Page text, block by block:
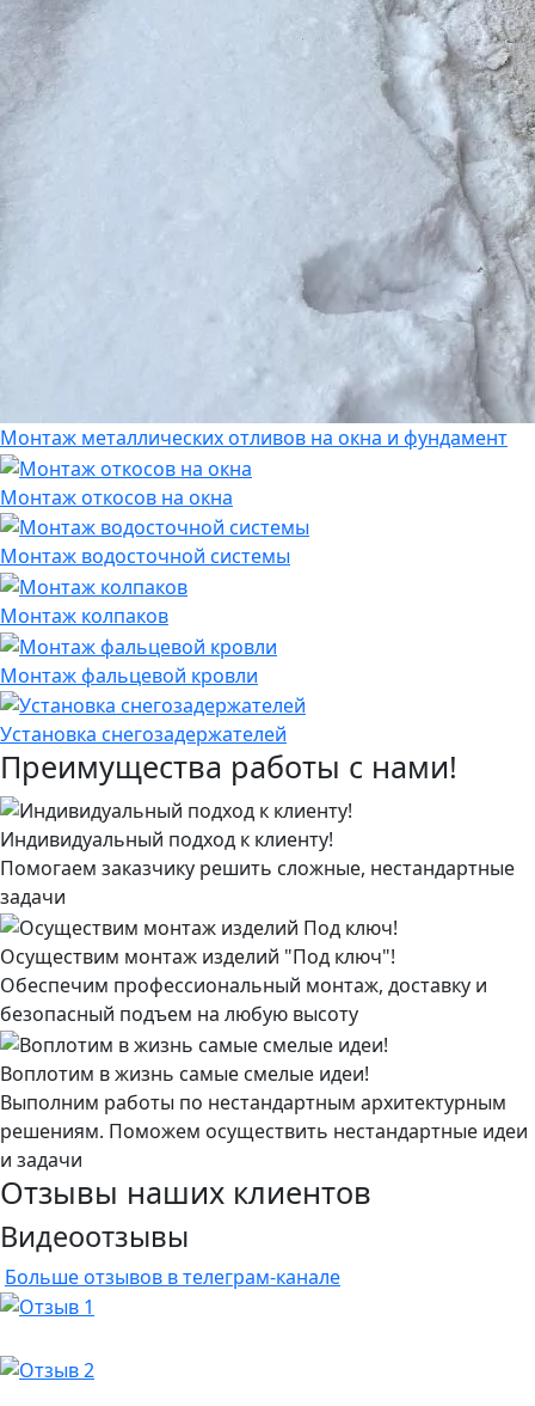
Монтаж металлических отливов на окна и фундамент
Монтаж откосов на окна
Монтаж водосточной системы
Монтаж колпаков
Монтаж фальцевой кровли
Установка снегозадержателей
Преимущества работы с нами!
Индивидуальный подход к клиенту!
Помогаем заказчику решить сложные, нестандартные
задачи
Осуществим монтаж изделий "Под ключ"!
Обеспечим профессиональный монтаж, доставку и
безопасный подъем на любую высоту
Воплотим в жизнь самые смелые идеи!
Выполним работы по нестандартным архитектурным
решениям. Поможем осуществить нестандартные идеи
и задачи
Отзывы наших клиентов
Видеоотзывы
Больше отзывов в телеграм-канале